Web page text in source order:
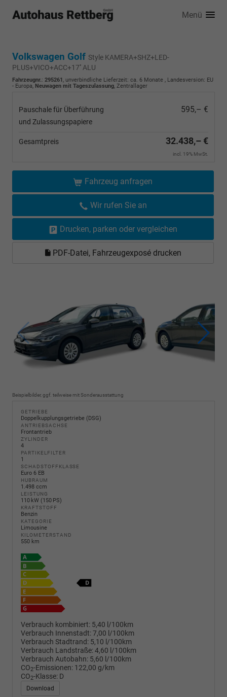
Menü
Volkswagen Golf Style KAMERA+SHZ+LED-
PLUS+VICO+ACC+17'' ALU
Fahrzeugnr.: 295261 , unverbindliche Lieferzeit: ca. 6 Monate , Landesversion: EU
- Europa, Neuwagen mit Tageszulassung, Zentrallager
Pauschale für Überführung
und Zulassungspapiere
595,– €
Gesamtpreis 32.438,– €
incl. 19% MwSt.
Fahrzeug anfragen
Wir rufen Sie an
Drucken, parken oder vergleichen
PDF-Datei, Fahrzeugexposé drucken
Beispielbilder, ggf. teilweise mit Sonderausstattung
GETRIEBE
Doppelkupplungsgetriebe (DSG)
ANTRIEBSACHSE
Frontantrieb
ZYLINDER
4
PARTIKELFILTER
1
SCHADSTOFFKLASSE
Euro 6 EB
HUBRAUM
1.498 ccm
LEISTUNG
110 kW (150 PS)
KRAFTSTOFF
Benzin
KATEGORIE
Limousine
KILOMETERSTAND
550 km
Verbrauch kombiniert: 5,40 l/100km
Verbrauch Innenstadt:7,00 l/100km
Verbrauch Stadtrand: 5,10 l/100km
Verbrauch Landstraße:4,60 l/100km
Verbrauch Autobahn: 5,60 l/100km
CO2-Emissionen: 122,00 g/km
CO2-Klasse: D
Download